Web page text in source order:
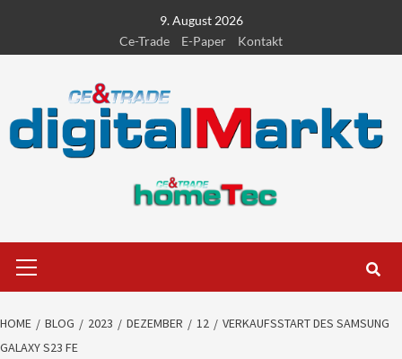
content
9. August 2026
Ce-Trade
E-Paper Kontakt
Menu
HOME BLOG 2023 DEZEMBER 12
VERKAUFSSTART DES SAMSUNG
GALAXY S23 FE